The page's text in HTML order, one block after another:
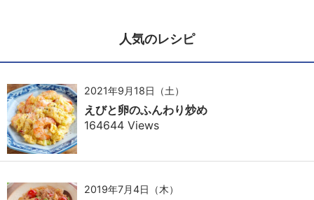
人気のレシピ
2021年9月18日（土）
えびと卵のふんわり炒め
164644 Views
2019年7月4日（木）